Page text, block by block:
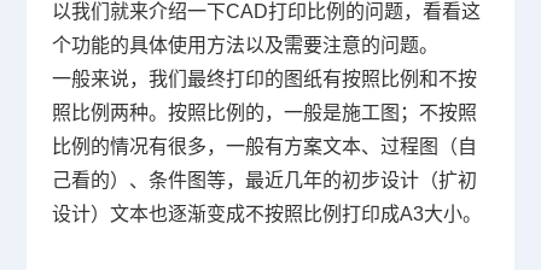
以我们就来介绍一下CAD打印 比例的问题，看看这
个功能的具体使用方法以及需要注意的问题。
一般来说，我们最终打印的图纸有按照比例和不按
照比例两种。按照比例的，一般是施工图；不按照
比例的情况有很多，一般有方案文本、过程图（自
己看的）、条件图等，最近几年的初步设计（扩初
设计）文本也逐渐变成不按照比例打印成A3大小。